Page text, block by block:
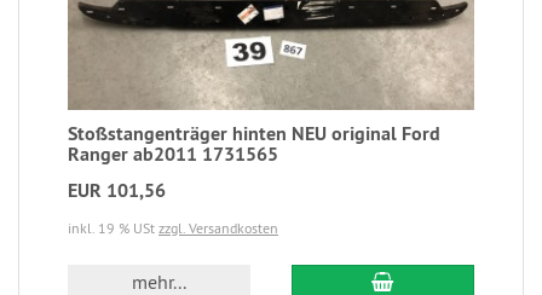
Stoßstangenträger hinten NEU original Ford
Ranger ab2011 1731565
EUR 101,56
inkl. 19 % USt zzgl. Versandkosten
mehr...